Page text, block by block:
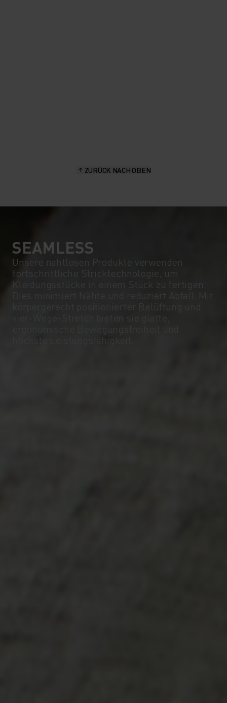
ZURÜCK NACH OBEN
SEAMLESS
Unsere nahtlosen Produkte verwenden
fortschrittliche Stricktechnologie, um
Kleidungsstücke in einem Stück zu fertigen.
Dies minimiert Nähte und reduziert Abfall. Mit
höchste Leistungsfähigkeit.